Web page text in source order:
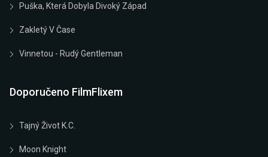
Puška, Která Dobyla Divoký Západ
Zakletý V Čase
Vinnetou - Rudý Gentleman
Doporučeno FilmFlixem
Tajný Život K.C.
Moon Knight